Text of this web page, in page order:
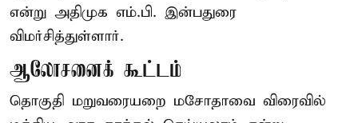
என்று அதிமுக எம்.பி. இன்பதுரை
விமர்சித்துள்ளார்.
ஆலோசனைக் கூட்டம்
தொகுதி மறுவரையறை மசோதாவை விரைவில்